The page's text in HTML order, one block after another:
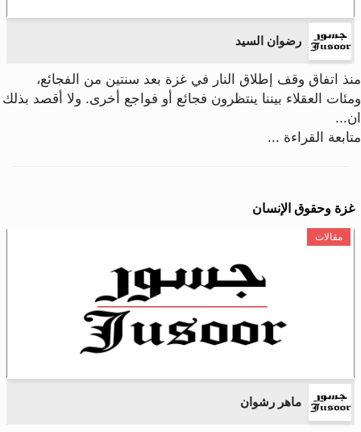
رضوان السيد
منذ اتفاق وقف إطلاق النار في غزة بعد سنتين من الفجائع،
ومئات العقلاء بيننا ينتظرون فجائع أو فواجع أخرى. ولا أقصد بذلك
ان...
متابعة القراءة ...
غزة وحقوق الإنسان
مقالات
ماهر رشوان